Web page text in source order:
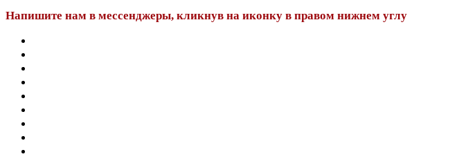
Напишите нам в мессенджеры, кликнув на иконку в правом нижнем углу